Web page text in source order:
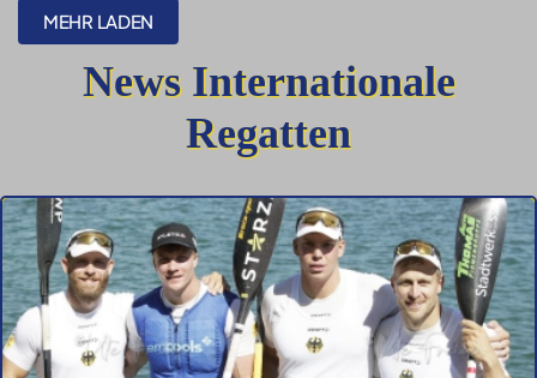
MEHR LADEN
News Internationale
Regatten